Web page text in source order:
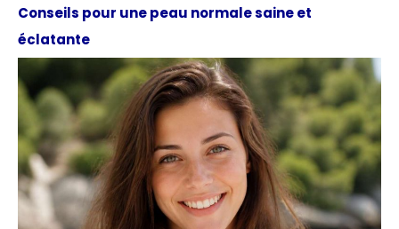
Conseils pour une peau normale saine et
éclatante